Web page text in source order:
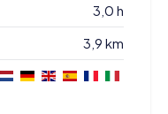
3,0 h
3,9 km